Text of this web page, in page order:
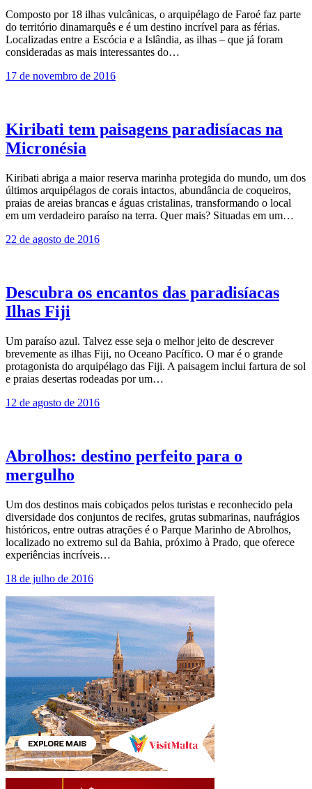
Composto por 18 ilhas vulcânicas, o arquipélago de Faroé faz parte
do território dinamarquês e é um destino incrível para as férias.
Localizadas entre a Escócia e a Islândia, as ilhas – que já foram
consideradas as mais interessantes do…
17 de novembro de 2016
Kiribati tem paisagens paradisíacas na
Micronésia
Kiribati abriga a maior reserva marinha protegida do mundo, um dos
últimos arquipélagos de corais intactos, abundância de coqueiros,
praias de areias brancas e águas cristalinas, transformando o local
em um verdadeiro paraíso na terra. Quer mais? Situadas em um…
22 de agosto de 2016
Descubra os encantos das paradisíacas
Ilhas Fiji
Um paraíso azul. Talvez esse seja o melhor jeito de descrever
brevemente as ilhas Fiji, no Oceano Pacífico. O mar é o grande
protagonista do arquipélago das Fiji. A paisagem inclui fartura de sol
e praias desertas rodeadas por um…
12 de agosto de 2016
Abrolhos: destino perfeito para o
mergulho
Um dos destinos mais cobiçados pelos turistas e reconhecido pela
diversidade dos conjuntos de recifes, grutas submarinas, naufrágios
históricos, entre outras atrações é o Parque Marinho de Abrolhos,
localizado no extremo sul da Bahia, próximo à Prado, que oferece
experiências incríveis…
18 de julho de 2016